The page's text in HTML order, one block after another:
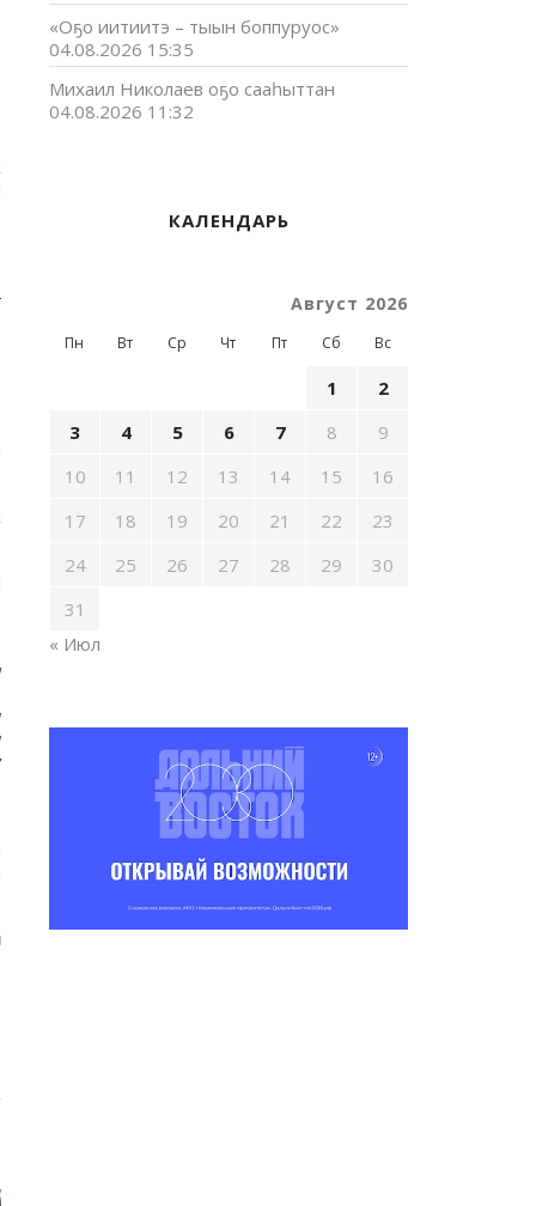
«Оҕо иитиитэ – тыын боппуруос»
04.08.2026 15:35
Михаил Николаев оҕо сааһыттан
04.08.2026 11:32
КАЛЕНДАРЬ
Август 2026
Пн Вт Ср Чт Пт Сб Вс
1
2
3
4 5 6 7 8
9
10
11 12 13 14 15
16
17
18 19 20 21 22
23
24
25 26 27 28 29
30
31
« Июл